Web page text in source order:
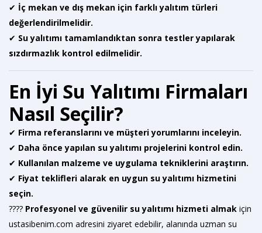
✔ İç mekan ve dış mekan için farklı yalıtım türleri
değerlendirilmelidir.
✔ Su yalıtımı tamamlandıktan sonra testler yapılarak
sızdırmazlık kontrol edilmelidir.
En İyi Su Yalıtımı Firmaları
Nasıl Seçilir?
✔ Firma referanslarını ve müşteri yorumlarını inceleyin.
✔ Daha önce yapılan su yalıtımı projelerini kontrol edin.
✔ Kullanılan malzeme ve uygulama tekniklerini araştırın.
✔ Fiyat teklifleri alarak en uygun su yalıtımı hizmetini
seçin.
???? Profesyonel ve güvenilir su yalıtımı hizmeti almak için
ustasibenim.com adresini ziyaret edebilir, alanında uzman su